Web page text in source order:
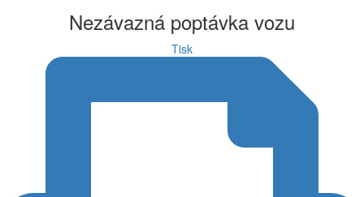
Nezávazná poptávka vozu
Tisk